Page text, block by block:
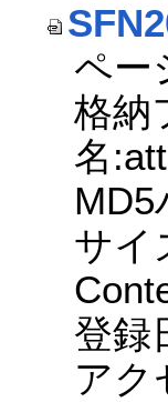
ペー
格納
名
MD5
サイ
登録
アク